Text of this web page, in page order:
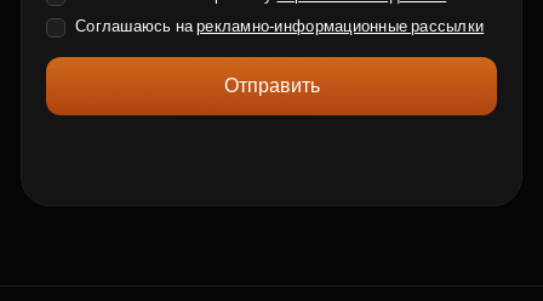
Соглашаюсь нарекламно-информационные рассылки
Отправить